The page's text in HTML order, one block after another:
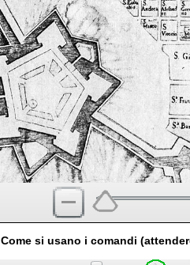
Come si usano i comandi